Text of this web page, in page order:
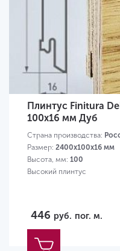
Плинтус Finitura
100х16 мм Дуб
Страна производства:
Размер: 2400х100х16 мм
Высота, мм: 100
Высокий плинтус
446 руб. пог. м.